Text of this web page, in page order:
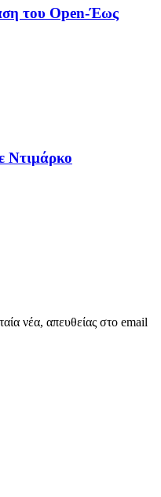
του Open-Έως
Ντιμάρκο
νέα, απευθείας στο email